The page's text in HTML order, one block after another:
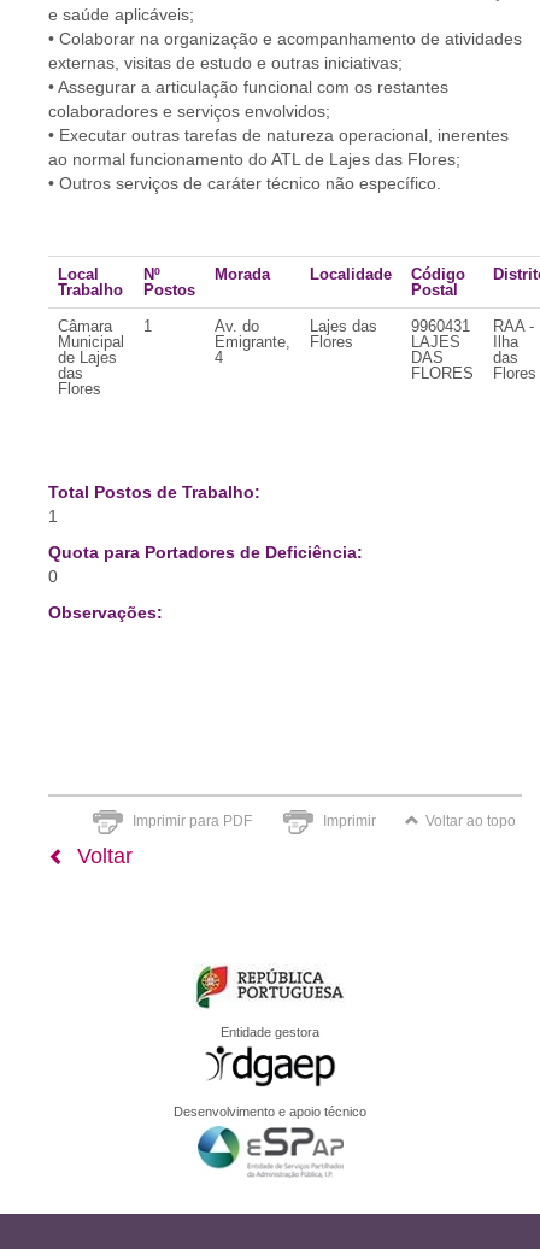
e saúde aplicáveis;
• Colaborar na organização e acompanhamento de atividades
externas, visitas de estudo e outras iniciativas;
• Assegurar a articulação funcional com os restantes
colaboradores e serviços envolvidos;
• Executar outras tarefas de natureza operacional, inerentes
ao normal funcionamento do ATL de Lajes das Flores;
• Outros serviços de caráter técnico não específico.
Local
Trabalho
Nº
Postos
Morada Localidade
Código
Postal
Câmara
Municipal
de Lajes
das
Flores
1
Av. do
Emigrante,
4
Lajes das
Flores
9960431
LAJES
DAS
FLORES
RAA -
Ilha
das
Flores
Total Postos de Trabalho:
1
Quota para Portadores de Deficiência:
0
Observações:
Imprimir para PDF Imprimir Voltar ao topo
Voltar
Entidade gestora
Desenvolvimento e apoio técnico